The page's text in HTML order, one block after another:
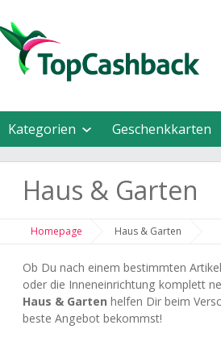
Kategorien Geschenkkarten
Haus & Garten
Homepage Haus & Garten
Ob Du nach einem bestimmten
oder die Inneneinrichtung komplett
Haus & Garten helfen Dir beim
beste Angebot bekommst!